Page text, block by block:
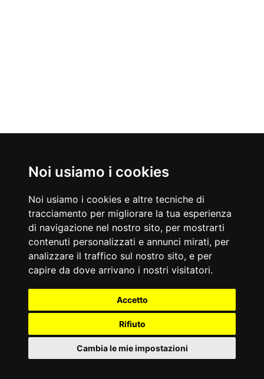
Noi usiamo i cookies
Noi usiamo i cookies e altre tecniche di
tracciamento per migliorare la tua esperienza
di navigazione nel nostro sito, per mostrarti
contenuti personalizzati e annunci mirati, per
analizzare il traffico sul nostro sito, e per
capire da dove arrivano i nostri visitatori.
Accetto
Rifiuto
Cambia le mie impostazioni
Nati Oggi
09/08/1957
Attrice statunitense
09/08/1959
Attore italiano
Accadde Oggi
09/08/1945
Bomba atomica su Nagasaki.
09/08/1991
Viene assassinato il magistrato Antonino Scopelliti.
Aforismi
Il credere tutto o il dubitare del tutto sono due soluzioni
Vi sono tentazioni terribili; e ci vuole forza e coraggio a cedervi.